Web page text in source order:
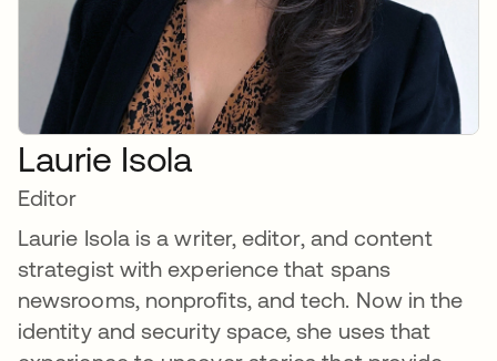
Laurie Isola
Editor
Laurie Isola is a writer, editor, and content
strategist with experience that spans
newsrooms, nonprofits, and tech. Now in the
identity and security space, she uses that